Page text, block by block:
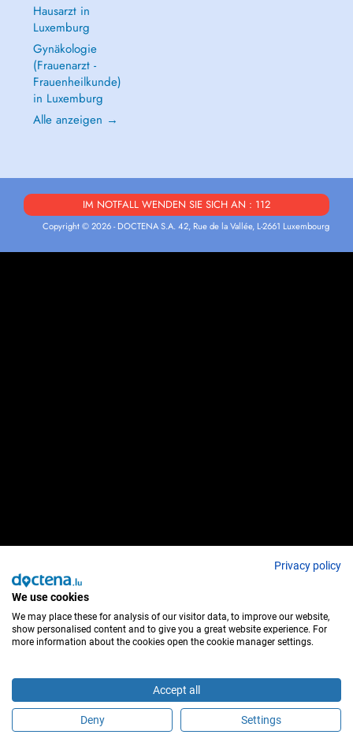
Sind Sie dieser Behandler?
Hausarzt in
Luxemburg
Gynäkologie
(Frauenarzt -
Frauenheilkunde)
in Luxemburg
Alle anzeigen →
IM NOTFALL WENDEN SIE SICH AN : 112
Copyright © 2026 - DOCTENA S.A. 42, Rue de la Vallée, L-2661 Luxembourg
Privacy policy
We use cookies
We may place these for analysis of our visitor data, to improve our website,
show personalised content and to give you a great website experience. For
more information about the cookies open the cookie manager settings.
Accept all
Deny Settings